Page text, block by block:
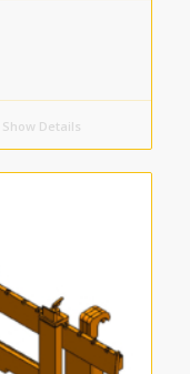
Show Details